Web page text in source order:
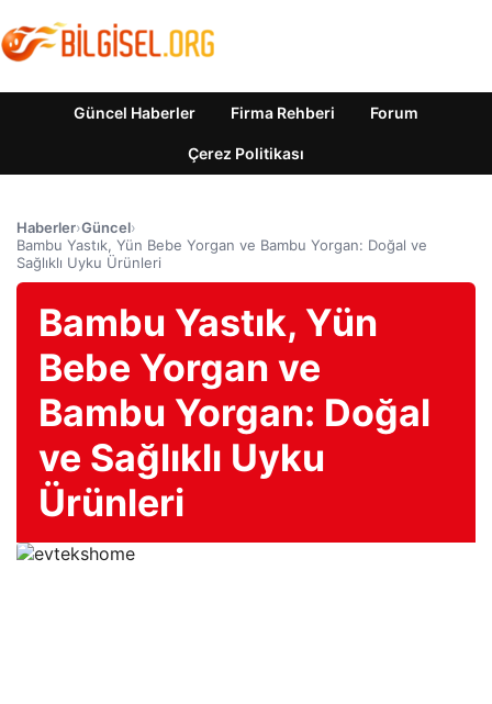
Güncel Haberler Firma Rehberi Forum
Çerez Politikası
Haberler›Güncel›
Bambu Yastık, Yün Bebe Yorgan ve Bambu Yorgan: Doğal ve
Sağlıklı Uyku Ürünleri
Bambu Yastık, Yün
Bebe Yorgan ve
Bambu Yorgan: Doğal
ve Sağlıklı Uyku
Ürünleri